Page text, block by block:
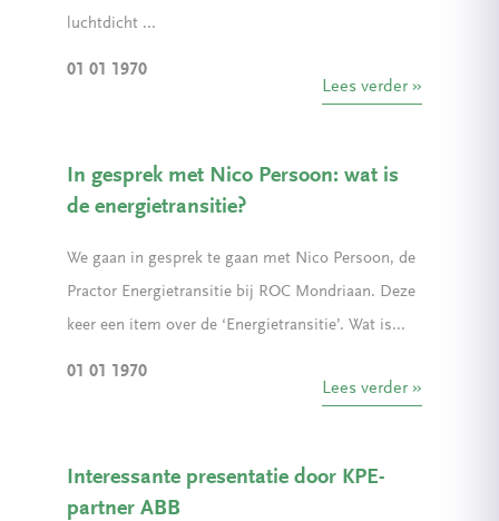
luchtdicht ...
01 01 1970
Lees verder
In gesprek met Nico Persoon: wat is
de energietransitie?
We gaan in gesprek te gaan met Nico Persoon, de
Practor Energietransitie bij ROC Mondriaan. Deze
keer een item over de ‘Energietransitie’. Wat is...
01 01 1970
Lees verder
Interessante presentatie door KPE-
partner ABB